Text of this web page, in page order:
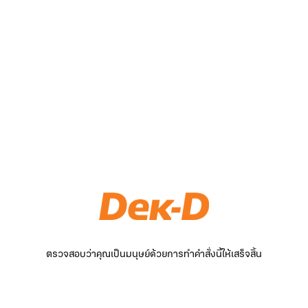
ตรวจสอบว่าคุณเป็นมนุษย์ด้วยการทำคำสั่งนี้ให้เสร็จสิ้น